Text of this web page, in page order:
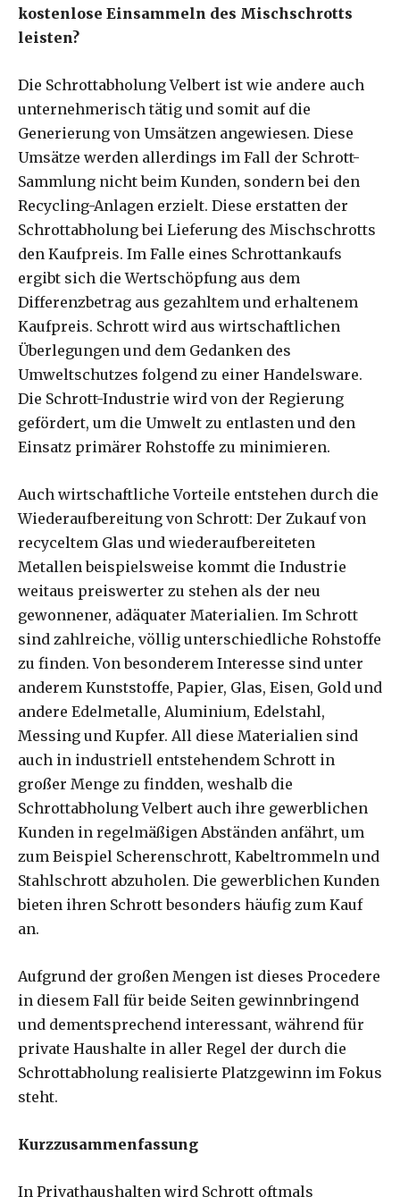
kostenlose Einsammeln des Mischschrotts
leisten?
Die Schrottabholung Velbert ist wie andere auch
unternehmerisch tätig und somit auf die
Generierung von Umsätzen angewiesen. Diese
Umsätze werden allerdings im Fall der Schrott-
Sammlung nicht beim Kunden, sondern bei den
Recycling-Anlagen erzielt. Diese erstatten der
Schrottabholung bei Lieferung des Mischschrotts
den Kaufpreis. Im Falle eines Schrottankaufs
ergibt sich die Wertschöpfung aus dem
Differenzbetrag aus gezahltem und erhaltenem
Kaufpreis. Schrott wird aus wirtschaftlichen
Überlegungen und dem Gedanken des
Umweltschutzes folgend zu einer Handelsware.
Die Schrott-Industrie wird von der Regierung
gefördert, um die Umwelt zu entlasten und den
Einsatz primärer Rohstoffe zu minimieren.
Auch wirtschaftliche Vorteile entstehen durch die
Wiederaufbereitung von Schrott: Der Zukauf von
recyceltem Glas und wiederaufbereiteten
Metallen beispielsweise kommt die Industrie
weitaus preiswerter zu stehen als der neu
gewonnener, adäquater Materialien. Im Schrott
sind zahlreiche, völlig unterschiedliche Rohstoffe
zu finden. Von besonderem Interesse sind unter
anderem Kunststoffe, Papier, Glas, Eisen, Gold und
andere Edelmetalle, Aluminium, Edelstahl,
Messing und Kupfer. All diese Materialien sind
auch in industriell entstehendem Schrott in
großer Menge zu findden, weshalb die
Schrottabholung Velbert auch ihre gewerblichen
Kunden in regelmäßigen Abständen anfährt, um
zum Beispiel Scherenschrott, Kabeltrommeln und
Stahlschrott abzuholen. Die gewerblichen Kunden
bieten ihren Schrott besonders häufig zum Kauf
an.
Aufgrund der großen Mengen ist dieses Procedere
in diesem Fall für beide Seiten gewinnbringend
und dementsprechend interessant, während für
private Haushalte in aller Regel der durch die
Schrottabholung realisierte Platzgewinn im Fokus
steht.
Kurzzusammenfassung
In Privathaushalten wird Schrott oftmals